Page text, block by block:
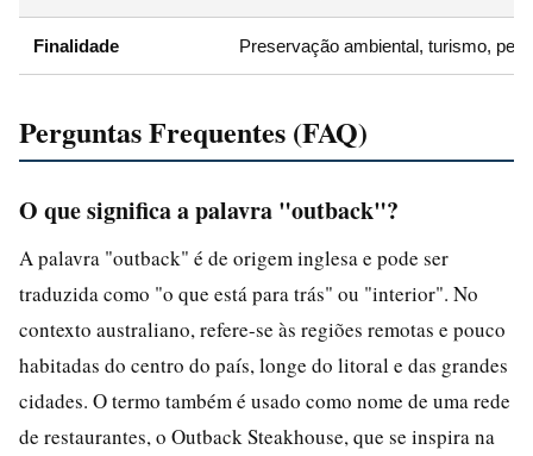
Finalidade Preservação ambiental, turismo,
Perguntas Frequentes (FAQ)
O que significa a palavra "outback"?
A palavra "outback" é de origem inglesa e pode ser
traduzida como "o que está para trás" ou "interior". No
contexto australiano, refere-se às regiões remotas e pouco
habitadas do centro do país, longe do litoral e das grandes
cidades. O termo também é usado como nome de uma rede
de restaurantes, o Outback Steakhouse, que se inspira na